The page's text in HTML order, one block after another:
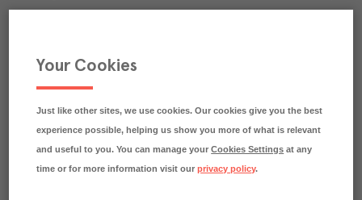
Varje kilo av varan påverkar klimatet motsvarande
utsläppen av 7.9 kg koldioxid.
Your Cookies
Just like other sites, we use cookies. Our cookies give you the best
experience possible, helping us show you more of what is relevant
and useful to you. You can manage yourCookies Settings at any
time or for more information visit ourprivacy policy.